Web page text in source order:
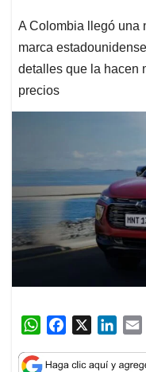
A Colombia llegó una
marca
detalles que la hacen
precios
W
a
c
n